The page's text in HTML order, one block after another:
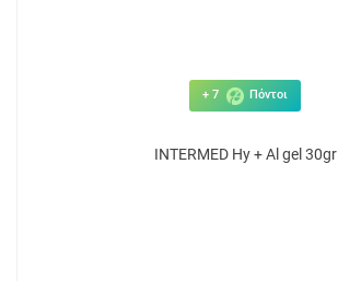
+ 7 Πόντοι
INTERMED Hy + Al gel 30gr